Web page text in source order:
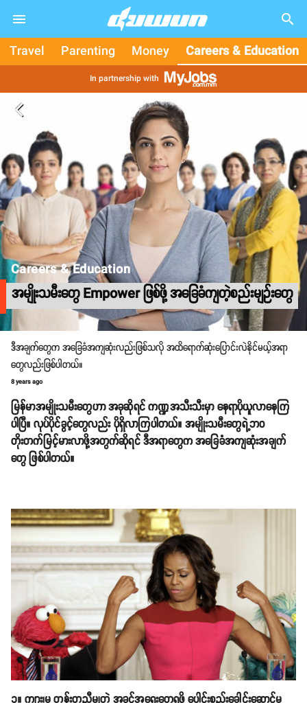
search
Travel Parenting Money Careers & Education
In partnership with
arrow_back_ios
Careers & Education
အမျိုးသမီးတွေ Empower ဖြစ်ဖို့ အခြေခံကျတဲ့စည်းမျဉ်းတွေ
ဒီအချက်တွေက အခြေခံအကျဆုံးလည်းဖြစ်သလို အထိရောက်ဆုံးပြောင်းလဲနိုင်မယ့်အရာ
တွေလည်းဖြစ်ပါတယ်။
8 years ago
မြန်မာအမျိုးသမီးတွေဟာ အခုဆိုရင် ကဏ္ဍအသီးသီးမှာ နေရာပိုယူလာနေကြ
ပါပြီ။ လုပ်ပိုင်ခွင့်တွေလည်း ပိုရှိလာကြပါတယ်။ အမျိုးသမီးတွေရဲ့ဘဝ
တိုးတက်မြင့်မားလာဖို့အတွက်ဆိုရင် ဒီအရာတွေက အခြေခံအကျဆုံးအချက်
တွေ ဖြစ်ပါတယ်။